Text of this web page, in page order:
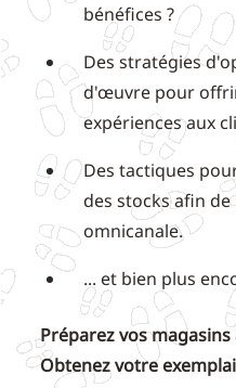
bénéfices ?
Des stratégies
d'œuvre pour
expériences aux
Des tactiques
des stocks afin
omnicanale.
... et bien plus
Préparez vos
Obtenez votre